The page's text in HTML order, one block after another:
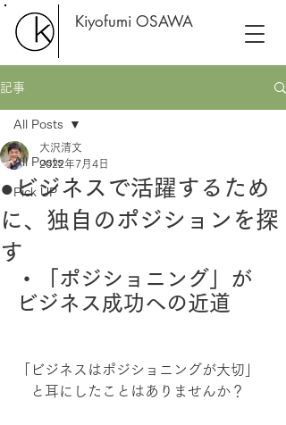
Kiyofumi OSAWA
記事
All Posts
Pick UP
All Posts
●ビジネスで活躍するため
に、独自のポジションを探
す
大沢清文
2022年7月4日
・「ポジショニング」が
ビジネス成功への近道
「ビジネスはポジショニングが大切」
と耳にしたことはありませんか？